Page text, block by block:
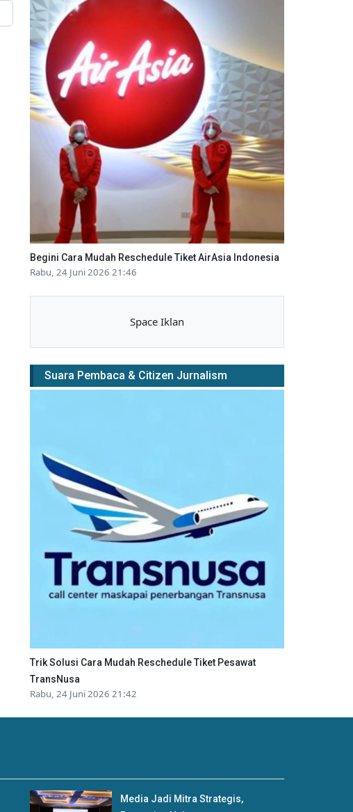
Begini Cara Mudah Reschedule Tiket AirAsia Indonesia
Rabu, 24 Juni 2026 21:46
Space Iklan
Suara Pembaca & Citizen Jurnalism
Trik Solusi Cara Mudah Reschedule Tiket Pesawat
TransNusa
Rabu, 24 Juni 2026 21:42
Media Jadi Mitra Strategis,